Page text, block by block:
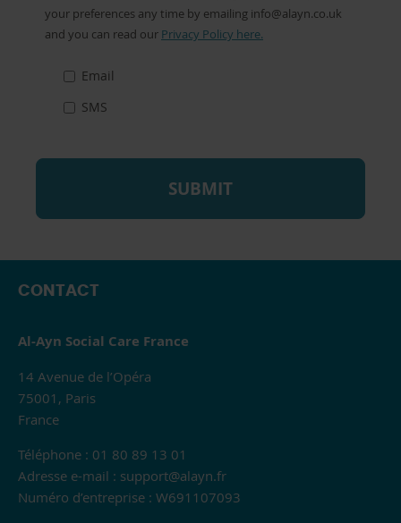
your preferences any time by emailing info@alayn.co.uk
and you can read our Privacy Policy here.
Email
SMS
CONTACT
Al-Ayn Social Care France
14 Avenue de l’Opéra
75001, Paris
France
Téléphone : 01 80 89 13 01
Adresse e-mail : support@alayn.fr
Numéro d’entreprise : W691107093